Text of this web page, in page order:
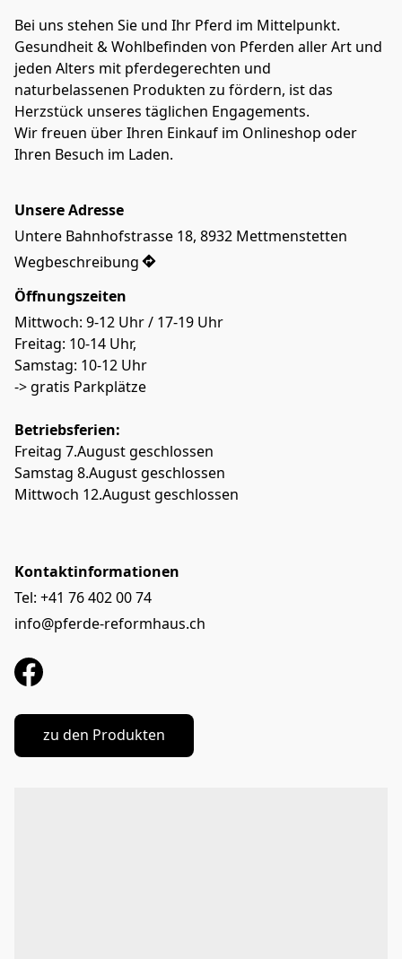
Bei uns stehen Sie und Ihr Pferd im Mittelpunkt.
Gesundheit & Wohlbefinden von Pferden aller Art und
jeden Alters mit pferdegerechten und
naturbelassenen Produkten zu fördern, ist das
Herzstück unseres täglichen Engagements.
Wir freuen über Ihren Einkauf im Onlineshop oder
Ihren Besuch im Laden.
Unsere Adresse
Untere Bahnhofstrasse 18, 8932 Mettmenstetten
Wegbeschreibung
Öffnungszeiten
Mittwoch: 9-12 Uhr / 17-19 Uhr
Freitag: 10-14 Uhr,
Samstag: 10-12 Uhr
-> gratis Parkplätze
Betriebsferien:
Freitag 7.August geschlossen
Samstag 8.August geschlossen
Mittwoch 12.August geschlossen
Kontaktinformationen
Tel: +41 76 402 00 74
info@pferde-reformhaus.ch
zu den Produkten